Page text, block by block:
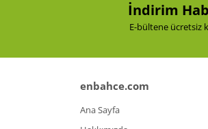
İndirim
E-bültene ücretsiz
enbahce.com
Ana Sayfa